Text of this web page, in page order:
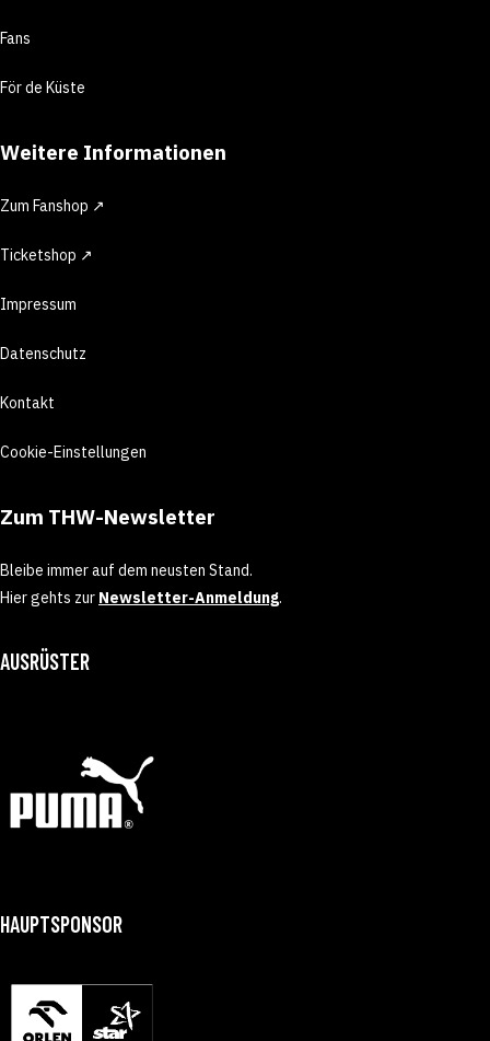
Fans
För de Küste
Weitere Informationen
Zum Fanshop ↗
Ticketshop ↗
Impressum
Datenschutz
Kontakt
Cookie-Einstellungen
Zum THW-Newsletter
Bleibe immer auf dem neusten Stand.
Hier gehts zur Newsletter-Anmeldung.
AUSRÜSTER
HAUPTSPONSOR